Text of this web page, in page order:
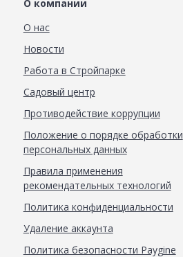
О компании
О нас
Новости
Работа в Стройпарке
Садовый центр
Противодействие коррупции
Положение о порядке обработки
персональных данных
Правила применения
рекомендательных технологий
Политика конфиденциальности
Удаление аккаунта
Политика безопасности Paygine